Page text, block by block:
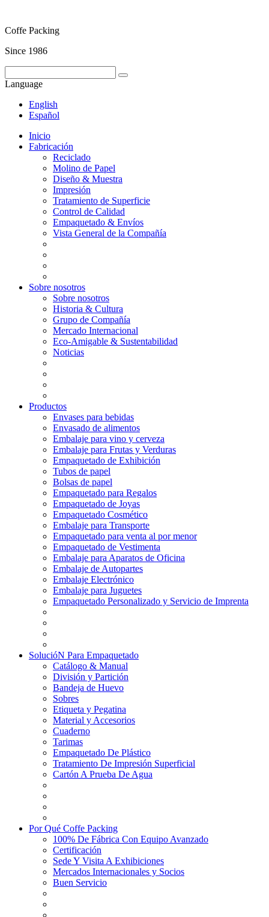
Coffe Packing
Since 1986
Language
English
Español
Inicio
Fabricación
Reciclado
Molino de Papel
Diseño & Muestra
Impresión
Tratamiento de Superficie
Control de Calidad
Empaquetado & Envíos
Vista General de la Compañía
Sobre nosotros
Sobre nosotros
Historia & Cultura
Grupo de Compañía
Mercado Internacional
Eco-Amigable & Sustentabilidad
Noticias
Productos
Envases para bebidas
Envasado de alimentos
Embalaje para vino y cerveza
Embalaje para Frutas y Verduras
Empaquetado de Exhibición
Tubos de papel
Bolsas de papel
Empaquetado para Regalos
Empaquetado de Joyas
Empaquetado Cosmético
Embalaje para Transporte
Empaquetado para venta al por menor
Empaquetado de Vestimenta
Embalaje para Aparatos de Oficina
Embalaje de Autopartes
Embalaje Electrónico
Embalaje para Juguetes
Empaquetado Personalizado y Servicio de Imprenta
SolucióN Para Empaquetado
Catálogo & Manual
División y Partición
Bandeja de Huevo
Sobres
Etiqueta y Pegatina
Material y Accesorios
Cuaderno
Tarimas
Empaquetado De Plástico
Tratamiento De Impresión Superficial
Cartón A Prueba De Agua
Por Qué Coffe Packing
100% De Fábrica Con Equipo Avanzado
Certificación
Sede Y Visita A Exhibiciones
Mercados Internacionales y Socios
Buen Servicio